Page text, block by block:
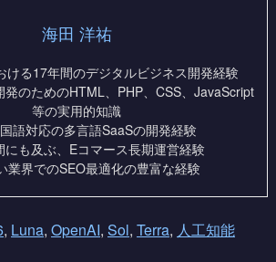
海田 洋祐
ける17年間のデジタルビジネス開発経験
発のためのHTML、PHP、CSS、JavaScript
等の実用的知識
国語対応の多言語SaaSの開発経験
にも及ぶ、Eコマース長期運営経験
業界でのSEO最適化の豊富な経験
, Luna, OpenAI, Sol, Terra, 人工知能